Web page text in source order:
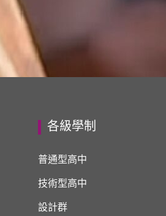
各級學制
普通型高中
技術型高中
設計群